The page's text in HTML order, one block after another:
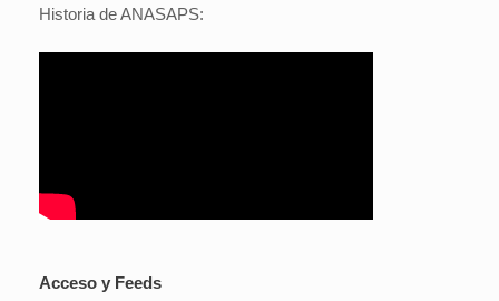
Historia de ANASAPS:
Acceso y Feeds